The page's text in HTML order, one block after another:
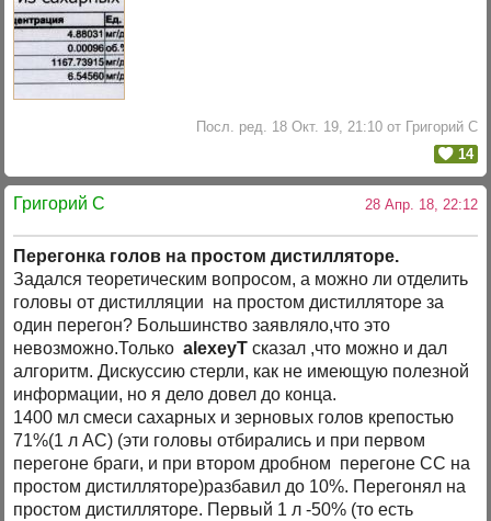
Посл. ред. 18 Окт. 19, 21:10 от Григорий C
14
Григорий C 28 Апр. 18, 22:12
Перегонка голов на простом дистилляторе.
Задался теоретическим вопросом, а можно ли отделить
головы от дистилляции на простом дистилляторе за
один перегон? Большинство заявляло,что это
невозможно.ТолькоalexeyT сказал ,что можно и дал
алгоритм. Дискуссию стерли, как не имеющую полезной
информации, но я дело довел до конца.
1400 мл смеси сахарных и зерновых голов крепостью
71%(1 л АС) (эти головы отбирались и при первом
перегоне браги, и при втором дробном перегоне СС на
простом дистилляторе)разбавил до 10%. Перегонял на
простом дистилляторе. Первый 1 л -50% (то есть